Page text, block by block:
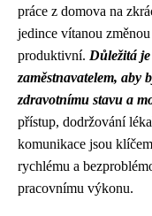
práce z domova na
jedince vítanou
produktivní. Důležitá
zaměstnavatelem, aby
zdravotnímu stavu a
přístup, dodržování
komunikace jsou
rychlému a
pracovnímu výkonu.